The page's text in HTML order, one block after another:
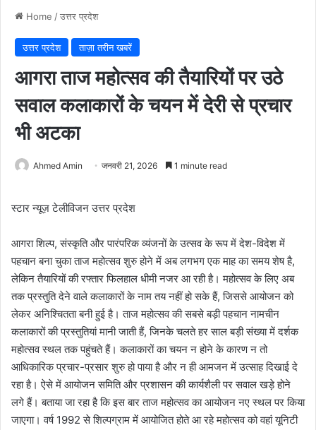
Home /उत्तर प्रदेश
उत्तर प्रदेश ताज़ा तरीन खबरें
आगरा ताज महोत्सव की तैयारियों पर उठे
सवाल कलाकारों के चयन में देरी से प्रचार
भी अटका
Ahmed Amin जनवरी 21, 2026 1 minute read
स्टार न्यूज़ टेलीविजन उत्तर प्रदेश
आगरा शिल्प, संस्कृति और पारंपरिक व्यंजनों के उत्सव के रूप में देश-विदेश में
पहचान बना चुका ताज महोत्सव शुरु होने में अब लगभग एक माह का समय शेष है,
लेकिन तैयारियों की रफ्तार फिलहाल धीमी नजर आ रही है। महोत्सव के लिए अब
तक प्रस्तुति देने वाले कलाकारों के नाम तय नहीं हो सके हैं, जिससे आयोजन को
लेकर अनिश्चितता बनी हुई है। ताज महोत्सव की सबसे बड़ी पहचान नामचीन
कलाकारों की प्रस्तुतियां मानी जाती हैं, जिनके चलते हर साल बड़ी संख्या में दर्शक
महोत्सव स्थल तक पहुंचते हैं। कलाकारों का चयन न होने के कारण न तो
आधिकारिक प्रचार-प्रसार शुरु हो पाया है और न ही आमजन में उत्साह दिखाई दे
रहा है। ऐसे में आयोजन समिति और प्रशासन की कार्यशैली पर सवाल खड़े होने
लगे हैं। बताया जा रहा है कि इस बार ताज महोत्सव का आयोजन नए स्थल पर किया
जाएगा। वर्ष 1992 से शिल्पग्राम में आयोजित होते आ रहे महोत्सव को वहां यूनिटी